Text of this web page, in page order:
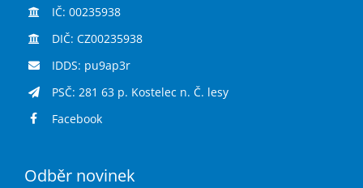
IČ: 00235938
DIČ: CZ00235938
IDDS: pu9ap3r
PSČ: 281 63 p. Kostelec n. Č. lesy
Facebook
Odběr novinek